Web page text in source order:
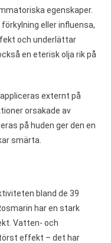
egenskaper.
eller influensa,
och underlättar
en eterisk olja rik på
externt på
orsakade av
på huden ger den en
smärta.
bland de 39
har en stark
Vatten- och
effekt – det har